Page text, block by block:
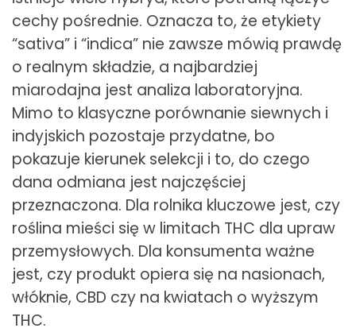
cechy pośrednie. Oznacza to, że etykiety
“sativa” i “indica” nie zawsze mówią prawdę
o realnym składzie, a najbardziej
miarodajna jest analiza laboratoryjna.
Mimo to klasyczne porównanie siewnych i
indyjskich pozostaje przydatne, bo
pokazuje kierunek selekcji i to, do czego
dana odmiana jest najczęściej
przeznaczona. Dla rolnika kluczowe jest, czy
roślina mieści się w limitach THC dla upraw
przemysłowych. Dla konsumenta ważne
jest, czy produkt opiera się na nasionach,
włóknie, CBD czy na kwiatach o wyższym
THC.